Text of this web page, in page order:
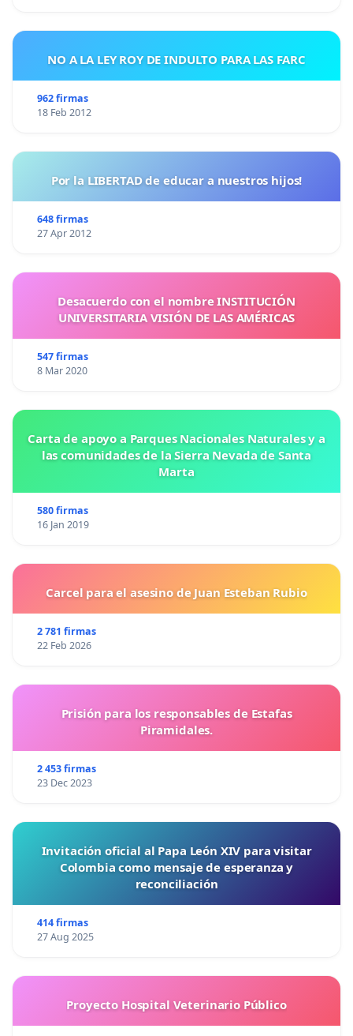
NO A LA LEY ROY DE INDULTO PARA LAS FARC
962 firmas
18 Feb 2012
Por la LIBERTAD de educar a nuestros hijos!
648 firmas
27 Apr 2012
Desacuerdo con el nombre INSTITUCIÓN
UNIVERSITARIA VISIÓN DE LAS AMÉRICAS
547 firmas
8 Mar 2020
Carta de apoyo a Parques Nacionales Naturales y a
las comunidades de la Sierra Nevada de Santa
Marta
580 firmas
16 Jan 2019
Carcel para el asesino de Juan Esteban Rubio
2 781 firmas
22 Feb 2026
Prisión para los responsables de Estafas
Piramidales.
2 453 firmas
23 Dec 2023
Invitación oficial al Papa León XIV para visitar
Colombia como mensaje de esperanza y
reconciliación
414 firmas
27 Aug 2025
Proyecto Hospital Veterinario Público